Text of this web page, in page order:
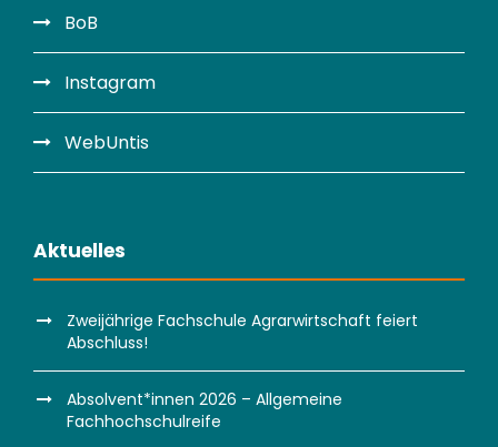
BoB
Instagram
WebUntis
Aktuelles
Zweijährige Fachschule Agrarwirtschaft feiert
Abschluss!
Absolvent*innen 2026 – Allgemeine
Fachhochschulreife